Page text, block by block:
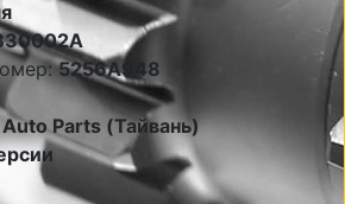
5256A948
Auto Parts (Тайвань)